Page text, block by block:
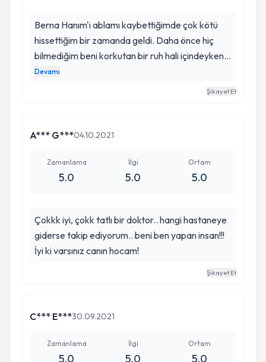
Berna Hanım'ı ablamı kaybettiğimde çok kötü
hissettiğim bir zamanda geldi. Daha önce hiç
bilmediğim beni korkutan bir ruh hali içindeyken
internette bana yakın buldum. Hep şanslı
olmuşumdur. Yine çok şanslıydım onu bulduğum
geliştirdi. Çok teşekkür ediyorum.
Devamı
Şikayet Et
A*** G***04.10.2021
Zamanlama
5.0
İlgi
5.0
Ortam
5.0
Çokkk iyi, çokk tatlı bir doktor.. hangi hastaneye
giderse takip ediyorum.. beni ben yapan insan!!!
İyi ki varsınız canın hocam!
Şikayet Et
C*** E***30.09.2021
Zamanlama
5.0
İlgi
5.0
Ortam
5.0